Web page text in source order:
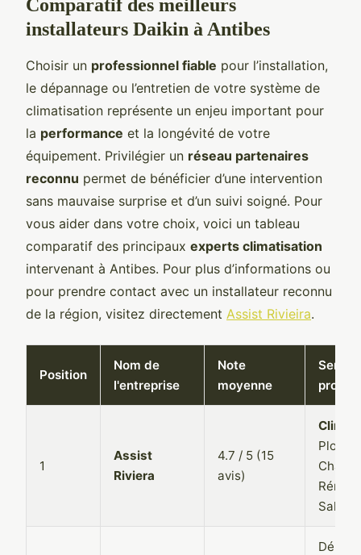
Comparatif des meilleurs
installateurs Daikin à Antibes
Choisir un professionnel fiable pour l’installation,
le dépannage ou l’entretien de votre système de
climatisation représente un enjeu important pour
la performance et la longévité de votre
équipement. Privilégier un réseau partenaires
reconnu permet de bénéficier d’une intervention
sans mauvaise surprise et d’un suivi soigné. Pour
vous aider dans votre choix, voici un tableau
comparatif des principaux experts climatisation
intervenant à Antibes. Pour plus d’informations ou
pour prendre contact avec un installateur reconnu
de la région, visitez directement Assist Rivieira.
Position
Nom de
l'entreprise
Note
moyenne
1
Assist
Riviera
4.7 / 5 (15
avis)
Salle